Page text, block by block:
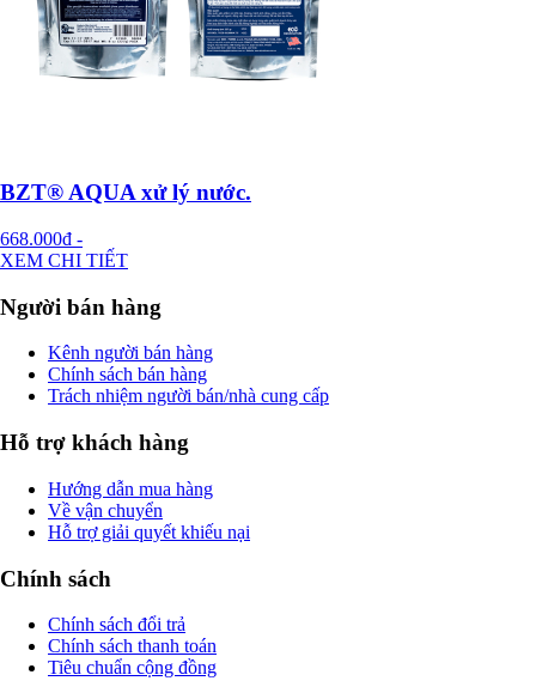
BZT® AQUA xử lý nước.
668.000đ -
XEM CHI TIẾT
Người bán hàng
Kênh người bán hàng
Chính sách bán hàng
Trách nhiệm người bán/nhà cung cấp
Hỗ trợ khách hàng
Hướng dẫn mua hàng
Về vận chuyển
Hỗ trợ giải quyết khiếu nại
Chính sách
Chính sách đổi trả
Chính sách thanh toán
Tiêu chuẩn cộng đồng